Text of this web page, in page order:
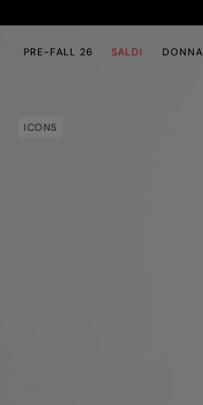
PRE-FALL 26 SALDI DONNA
ICONS